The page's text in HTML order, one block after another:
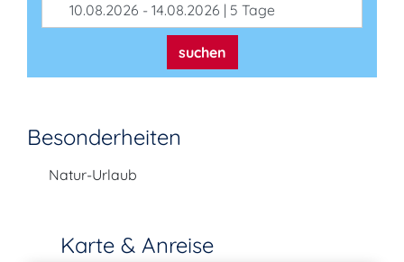
10.08.2026 - 14.08.2026 | 5 Tage
suchen
Besonderheiten
Natur-Urlaub
Karte & Anreise